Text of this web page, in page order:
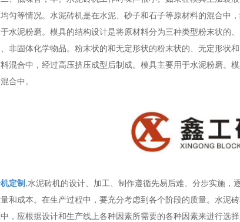
匀等情况。水泥砖机是在水泥、砂子和石子等原材料的混合中
水泥粉磨。模具的结构设计是将原材料分为三种类型粉末状的
非固体化学物品。粉末状的和无定形状的粉末状的、无定形状
混合中，经过高压挤压成型后制成。模具主要用于水泥粉磨。
合中。
定制,水泥砖机的设计、加工、制作遵循先易后难、分步实施，
和成本。在生产过程中，要充分考虑到各个阶段的质量。水泥
，应根据设计和生产线上各种因素所需要的各种因素来进行选